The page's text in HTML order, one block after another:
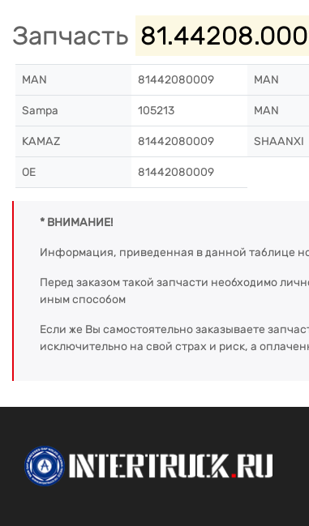
Запчасть
MAN 81442080009 MAN
Sampa 105213 MAN
KAMAZ 81442080009 SHAANXI
OE 81442080009
* ВНИМАНИЕ!
Информация, приведенная в данной таблице
Перед заказом такой запчасти необходимо
иным способом
Если же Вы самостоятельно заказываете
исключительно на свой страх и риск, а